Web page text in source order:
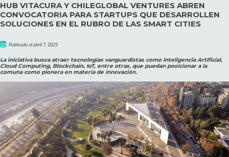
HUB VITACURA Y CHILEGLOBAL VENTURES ABREN
CONVOCATORIA PARA STARTUPS QUE DESARROLLEN
SOLUCIONES EN EL RUBRO DE LAS SMART CITIES
Publicado el abril 7, 2025
La iniciativa busca atraer tecnologías vanguardistas como Inteligencia Artificial,
Cloud Computing, Blockchain, IoT, entre otras, que puedan posicionar a la
comuna como pionera en materia de innovación.